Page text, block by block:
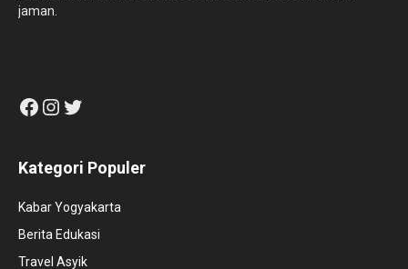
jaman.
Facebook
Instagram
Twitter
Kategori Populer
Kabar Yogyakarta
Berita Edukasi
Travel Asyik